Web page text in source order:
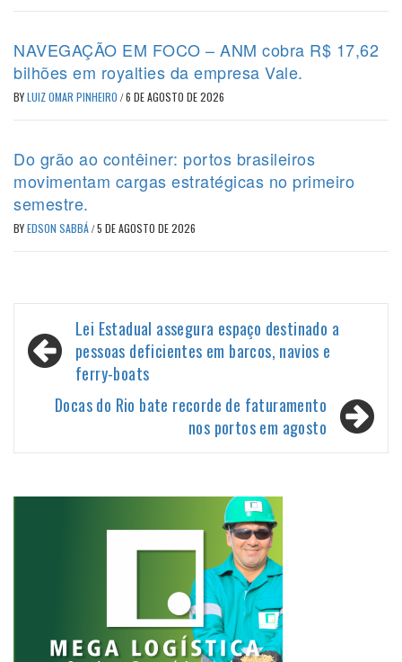
NAVEGAÇÃO EM FOCO – ANM cobra R$ 17,62
bilhões em royalties da empresa Vale.
BYLUIZ OMAR PINHEIRO /6 DE AGOSTO DE 2026
Do grão ao contêiner: portos brasileiros
movimentam cargas estratégicas no primeiro
semestre.
BYEDSON SABBÁ/5 DE AGOSTO DE 2026
Navegação
de
Lei Estadual assegura espaço destinado a
pessoas deficientes em barcos, navios e
ferry-boats
Docas do Rio bate recorde de faturamento
nos portos em agosto